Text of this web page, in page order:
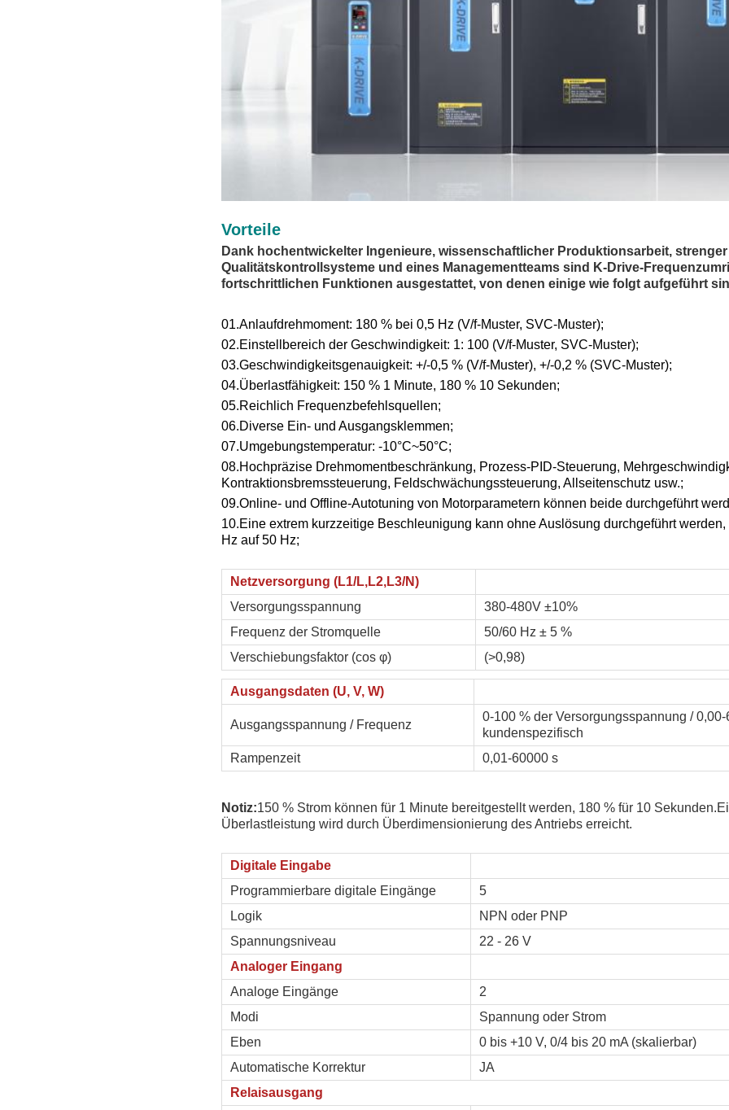
Vorteile
Dank hochentwickelter Ingenieure, wissenschaftlicher Produktionsarbeit, strenger
Qualitätskontrollsysteme und eines Managementteams sind K-Drive-
fortschrittlichen Funktionen ausgestattet, von denen einige wie folgt aufgeführt
01.Anlaufdrehmoment: 180 % bei 0,5 Hz (V/f-Muster, SVC-Muster);
02.Einstellbereich der Geschwindigkeit: 1: 100 (V/f-Muster, SVC-Muster);
03.Geschwindigkeitsgenauigkeit: +/-0,5 % (V/f-Muster), +/-0,2 % (SVC-Muster);
04.Überlastfähigkeit: 150 % 1 Minute, 180 % 10 Sekunden;
05.Reichlich Frequenzbefehlsquellen;
06.Diverse Ein- und Ausgangsklemmen;
07.Umgebungstemperatur: -10°C~50°C;
08.Hochpräzise Drehmomentbeschränkung, Prozess-PID-Steuerung,
Kontraktionsbremssteuerung, Feldschwächungssteuerung, Allseitenschutz usw.;
09.Online- und Offline-Autotuning von Motorparametern können beide durchgeführt
10.Eine extrem kurzzeitige Beschleunigung kann ohne Auslösung durchgeführt
Hz auf 50 Hz;
Netzversorgung (L1/L,L2,L3/N)
Versorgungsspannung
380-480V ±10%
Frequenz der Stromquelle
50/60 Hz ± 5 %
Verschiebungsfaktor (cos φ)
(>0,98)
Ausgangsdaten (U, V, W)
Ausgangsspannung / Frequenz
0-100 % der Versorgungsspannung /
kundenspezifisch
Rampenzeit
0,01-60000 s
Notiz:150 % Strom können für 1 Minute bereitgestellt werden, 180 % für 10
Überlastleistung wird durch Überdimensionierung des Antriebs erreicht.
Digitale Eingabe
Programmierbare digitale Eingänge
5
Logik
NPN oder PNP
Spannungsniveau
22 - 26 V
Analoger Eingang
Analoge Eingänge
2
Modi
Spannung oder Strom
Eben
0 bis +10 V, 0/4 bis 20 mA (skalierbar)
Automatische Korrektur
JA
Relaisausgang